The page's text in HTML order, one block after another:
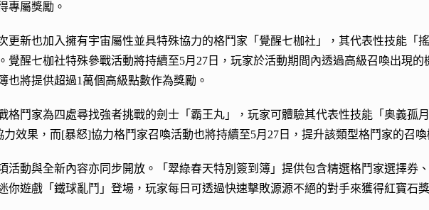
專屬獎勵。
更新也加入擁有宇宙屬性並具特殊協力的格鬥家「覺醒七枷社」，其代表性技能「
覺醒七枷社特殊參戰活動將持續至5月27日，玩家於活動期間內透過高級召喚出現的
也將提供超過1萬個高級點數作為獎勵。
格鬥家為四處尋找強者挑戰的劍士「霸王丸」，玩家可體驗其代表性技能「奥義孤
力效果，而[暴怒]協力格鬥家召喚活動也將持續至5月27日，提升該類型格鬥家的召喚
活動與全新內容亦同步開放。「翠綠春天特別簽到簿」提供包含精選格鬥家選擇券
你遊戲「鐵球亂鬥」登場，玩家每日可透過快速擊敗源源不絕的對手來獲得紅寶石獎